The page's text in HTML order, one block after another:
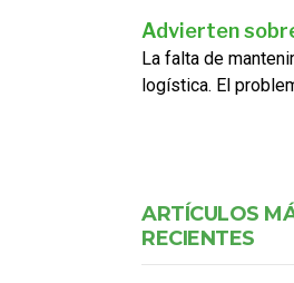
Advierten
La falta de
logística. El
ARTÍCULOS
RECIENTES